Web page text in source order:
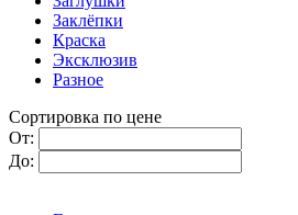
Заклёпки
Краска
Эксклюзив
Разное
Сортировка по цене
От:
До: